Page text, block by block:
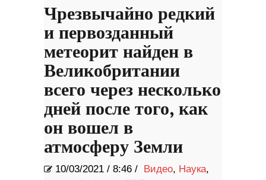
Чрезвычайно редкий
и первозданный
метеорит найден в
Великобритании
всего через несколько
дней после того, как
он вошел в
атмосферу Земли
10/03/2021 / 8:46 / Видео, Наука,